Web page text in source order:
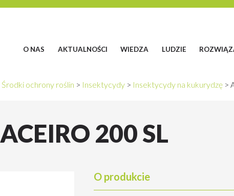
O NAS AKTUALNOŚCI WIEDZA LUDZIE
Środki ochrony roślin > Insektycydy > Insektycydy na kukurydzę >
ACEIRO 200 SL
O produkcie